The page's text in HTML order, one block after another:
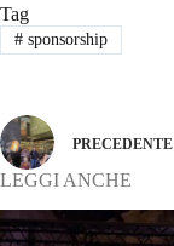
Tag
#sponsorship
PRECEDENTE
LEGGI ANCHE